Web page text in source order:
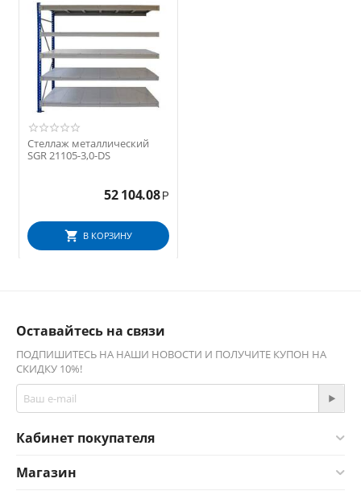
Стеллаж металлический
SGR 21105-3,0-DS
52 104.08 Р
В КОРЗИНУ
Оставайтесь на связи
ПОДПИШИТЕСЬ НА НАШИ НОВОСТИ И ПОЛУЧИТЕ КУПОН НА
СКИДКУ 10%!
Кабинет покупателя
Магазин